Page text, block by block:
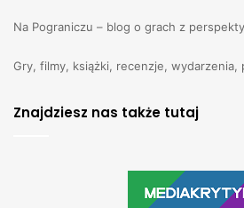
Na Pograniczu – blog o grach z
Gry, filmy, książki, recenzje, wydarzenia,
Znajdziesz nas także tutaj